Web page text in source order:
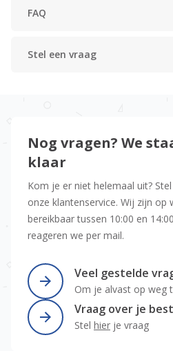
FAQ
Stel een vraag
Nog vragen? We
klaar
Kom je er niet helemaal uit?
onze klantenservice. Wij zijn op
bereikbaar tussen 10:00 en
reageren we per mail.
Veel gestelde
Om je alvast op weg
Vraag over je
Stel hier je vraag